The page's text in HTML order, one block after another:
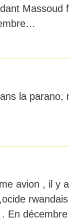
Massoud
la parano,
avion , il y
En